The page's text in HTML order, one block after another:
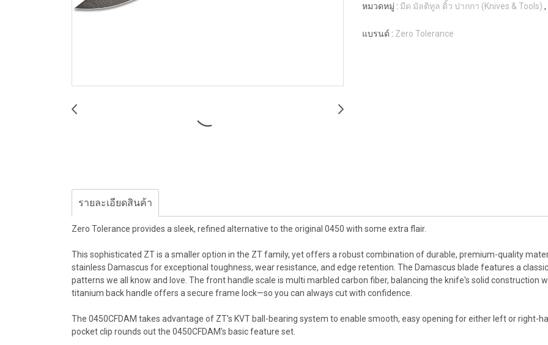
หมวดหมู่ : มีด มัลติทูล ดิ้ว ปากกา (Knives & Tools) ,
แบรนด์ : Zero Tolerance
รายละเอียดสินค้า
Zero Tolerance provides a sleek, refined alternative to the original 0450 with some extra flair.
This sophisticated ZT is a smaller option in the ZT family, yet offers a robust combination of durable, premium-quality
stainless Damascus for exceptional toughness, wear resistance, and edge retention. The Damascus blade features a
patterns we all know and love. The front handle scale is multi marbled carbon fiber, balancing the knife's solid construction
titanium back handle offers a secure frame lock—so you can always cut with confidence.
The 0450CFDAM takes advantage of ZT's KVT ball-bearing system to enable smooth, easy opening for either left or right-
pocket clip rounds out the 0450CFDAM's basic feature set.